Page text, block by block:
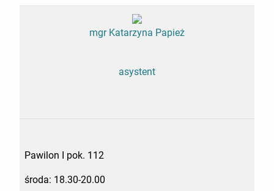
mgr Katarzyna Papież
asystent
Pawilon I pok. 112
środa: 18.30-20.00